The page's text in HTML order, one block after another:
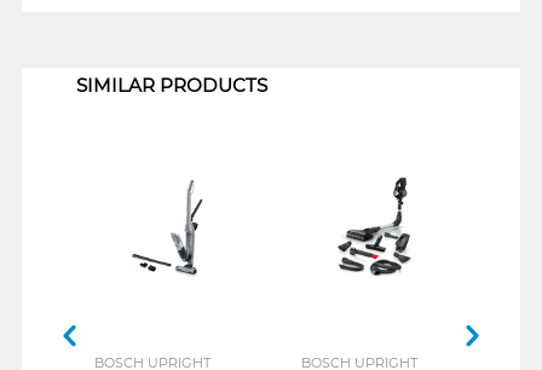
SIMILAR PRODUCTS
BOSCH UPRIGHT
BOSCH UPRIGHT